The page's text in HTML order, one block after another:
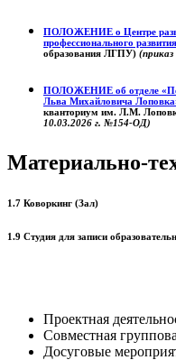
ПОЛОЖЕНИЕ о Центре
профессионального
образования ЛГПУ)
ПОЛОЖЕНИЕ об отделе
Льва Михайловича
кванториум им. Л.М.
10.03.2026 г. №154-ОД)
Материально-
1.7 Коворкинг (Зал)
1.9 Студия для записи
Проектная
Совместная
Досуговые